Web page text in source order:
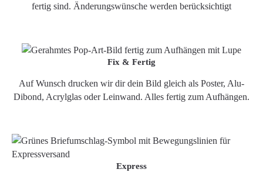
fertig sind. Änderungswünsche werden berücksichtigt
Fix & Fertig
Auf Wunsch drucken wir dir dein Bild gleich als Poster, Alu-
Dibond, Acrylglas oder Leinwand. Alles fertig zum Aufhängen.
Express